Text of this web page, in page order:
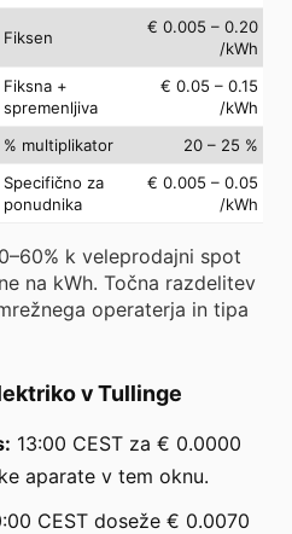
Fiksen
€ 0.005 – 0.20
/kWh
Fiksna +
spremenljiva
€ 0.05 – 0.15
/kWh
% multiplikator
20 – 25 %
Specifično za
ponudnika
€ 0.005 – 0.05
/kWh
k veleprodajni spot
na kWh. Točna razdelitev
operaterja in tipa
v Tullinge
13:00 CEST za € 0.0000
aparate v tem oknu.
CEST doseže € 0.0070